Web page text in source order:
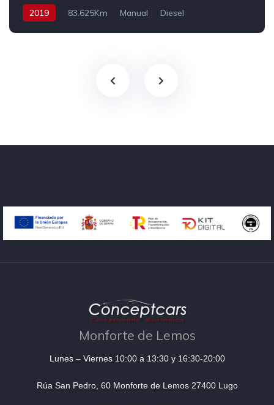
2019 83.625Km Manual
Diesel
Monforte de Lemos
Lunes – Viernes 10:00 a 13:30 y 16:30-20:00
Rúa San Pedro, 60 Monforte de Lemos 27400 Lugo